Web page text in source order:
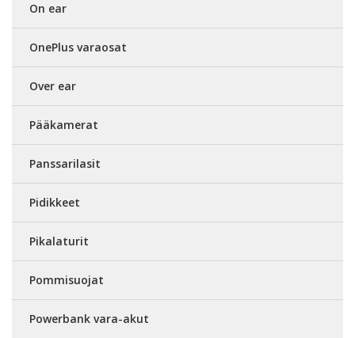
On ear
OnePlus varaosat
Over ear
Pääkamerat
Panssarilasit
Pidikkeet
Pikalaturit
Pommisuojat
Powerbank vara-akut